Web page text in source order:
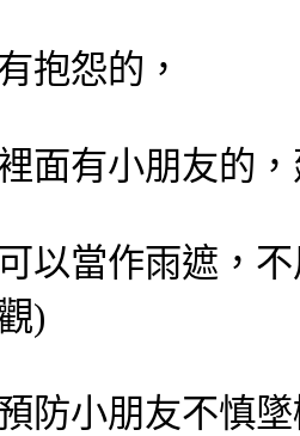
抱怨的，
面有小朋友的
以當作雨遮，
)
防小朋友不慎